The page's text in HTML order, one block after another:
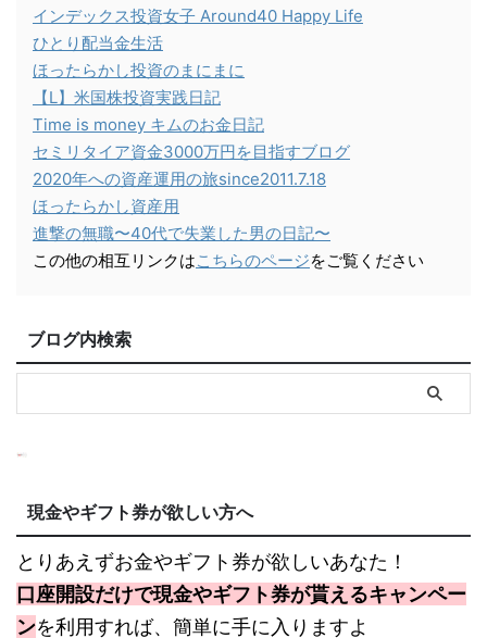
インデックス投資女子 Around40 Happy Life
ひとり配当金生活
ほったらかし投資のまにまに
【L】米国株投資実践日記
Time is money キムのお金日記
セミリタイア資金3000万円を目指すブログ
2020年への資産運用の旅since2011.7.18
ほったらかし資産用
進撃の無職〜40代で失業した男の日記〜
この他の相互リンクはこちらのページをご覧ください
ブログ内検索
現金やギフト券が欲しい方へ
とりあえずお金やギフト券が欲しいあなた！
口座開設だけで現金やギフト券が貰えるキャンペー
ンを利用すれば、簡単に手に入りますよ